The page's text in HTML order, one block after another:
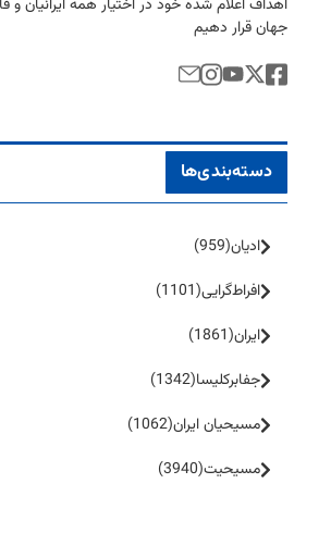
اهداف اعلام شده خود در اختیار همه ایرانیان و
جهان قرار دهیم
دسته‌بندی‌ها
ادیان(959)
افراط‌گرایی(1101)
ایران(1861)
جفا‌بر‌کلیسا(1342)
مسیحیان ایران(1062)
مسیحیت(3940)